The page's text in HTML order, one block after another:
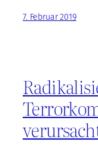
7. Februar 2019